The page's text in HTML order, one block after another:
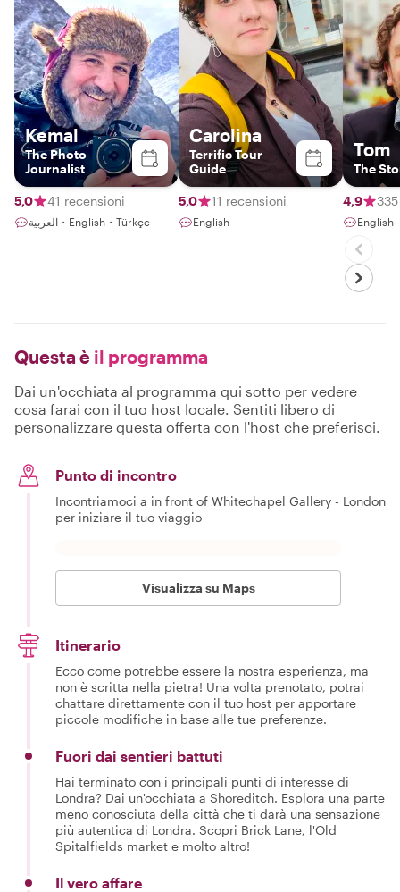
Kemal
The Photo
Journalist
5,0 41 recensioni
العربية・English・Türkçe
Carolina
Terrific Tour
Guide
5,0 11 recensioni
English
Tom
The
4,9
English
Questa è il programma
Dai un'occhiata al programma qui sotto per vedere
cosa farai con il tuo host locale. Sentiti libero di
personalizzare questa offerta con l'host che preferisci.
Punto di incontro
Incontriamoci a in front of Whitechapel Gallery - London
per iniziare il tuo viaggio
Visualizza su Maps
Itinerario
Ecco come potrebbe essere la nostra esperienza, ma
non è scritta nella pietra! Una volta prenotato, potrai
chattare direttamente con il tuo host per apportare
piccole modifiche in base alle tue preferenze.
Fuori dai sentieri battuti
Hai terminato con i principali punti di interesse di
Londra? Dai un'occhiata a Shoreditch. Esplora una parte
meno conosciuta della città che ti darà una sensazione
più autentica di Londra. Scopri Brick Lane, l'Old
Spitalfields market e molto altro!
Il vero affare